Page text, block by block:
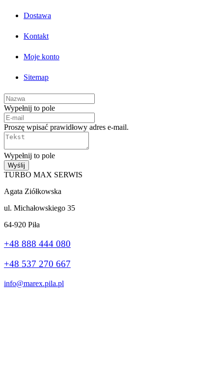
Dostawa
Kontakt
Moje konto
Sitemap
Wypełnij to pole
Proszę wpisać prawidłowy adres e-mail.
Wypełnij to pole
Wyślij
TURBO MAX SERWIS
Agata Ziółkowska
ul. Michałowskiego 35
64-920 Piła
+48 888 444 080
+48 537 270 667
info@marex.pila.pl